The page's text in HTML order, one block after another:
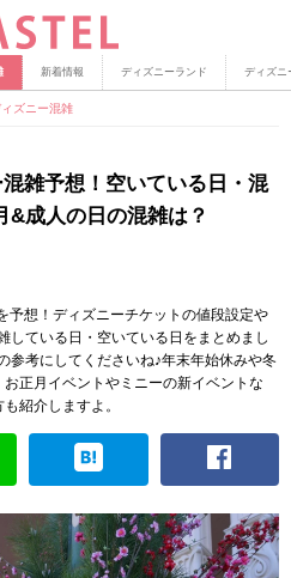
新着情報 ディズニーランド ディズニ
ィズニー混雑
混雑予想！空いている日・混
&成人の日の混雑は？
予想！ディズニーチケットの値段設定や
している日・空いている日をまとめまし
参考にしてくださいね♪年末年始休みや冬
正月イベントやミニーの新イベントな
紹介しますよ。